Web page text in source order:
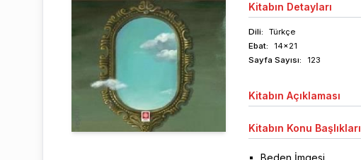
Kitabın Detayları
Dili:
Türkçe
Ebat:
14x21
Sayfa Sayısı: 123
Kitabın Açıklaması
Kitabın Konu Başlıkları
Beden İmgesi